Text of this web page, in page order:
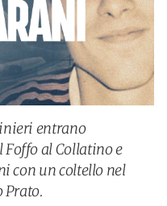
entrano
al Collatino e
con un coltello nel
Prato.